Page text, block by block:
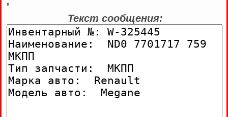
'
Текст сообщения: